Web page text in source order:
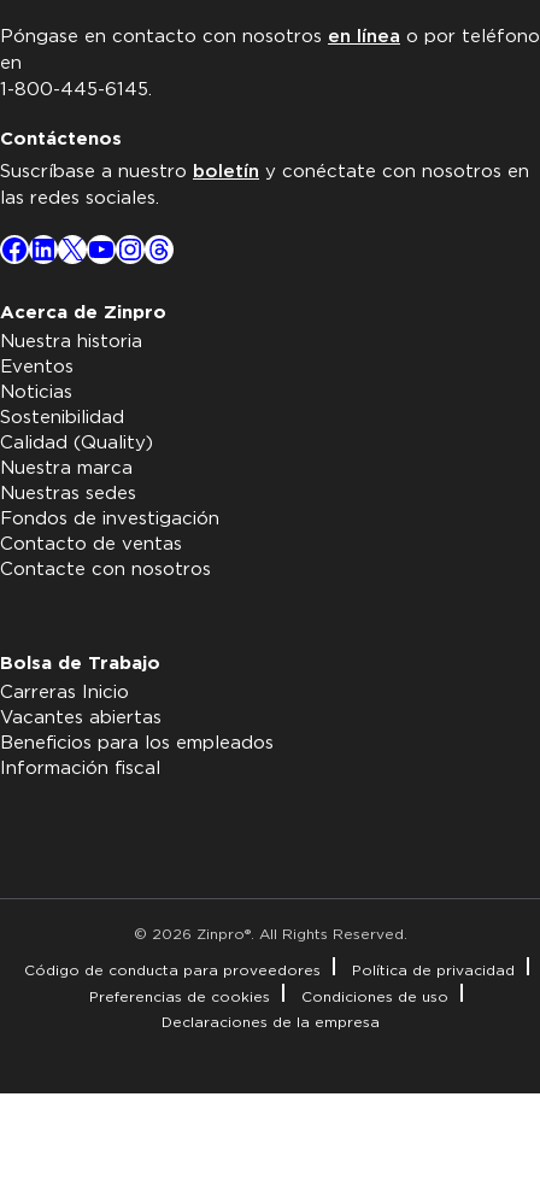
Póngase en contacto con nosotros en línea o por teléfono
en
1-800-445-6145.
Contáctenos
Suscríbase a nuestro boletín y conéctate con nosotros en
las redes sociales.
Facebook
LinkedIn
X YouTube
Instagram
Threads
Acerca de Zinpro
Nuestra historia
Eventos
Noticias
Sostenibilidad
Calidad (Quality)
Nuestra marca
Nuestras sedes
Fondos de investigación
Contacto de ventas
Contacte con nosotros
Bolsa de Trabajo
Carreras Inicio
Vacantes abiertas
Beneficios para los empleados
Información fiscal
© 2026 Zinpro®. All Rights Reserved.
Código de conducta para proveedores
Política de privacidad
Preferencias de cookies
Condiciones de uso
Declaraciones de la empresa